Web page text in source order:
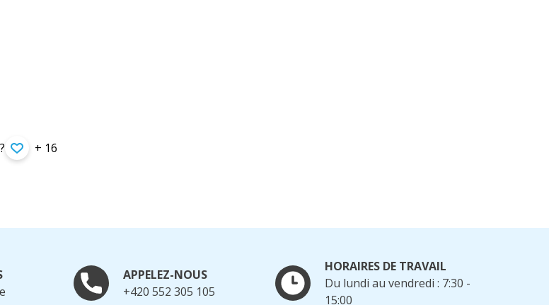
+ 16
APPELEZ-NOUS
+420 552 305 105
HORAIRES DE TRAVAIL
Du lundi au vendredi : 7:30 -
15:00